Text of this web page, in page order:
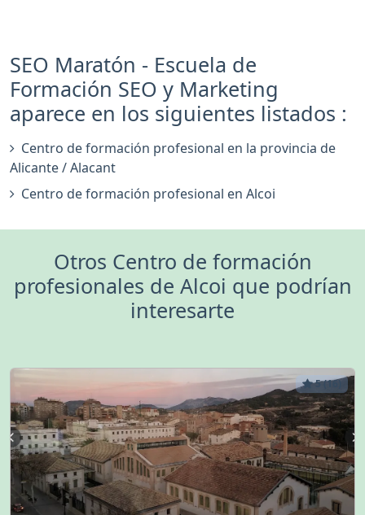
SEO Maratón - Escuela de
Formación SEO y Marketing
aparece en los siguientes listados :
Centro de formación profesional en la provincia de
Alicante / Alacant
Centro de formación profesional en Alcoi
Otros Centro de formación
profesionales de Alcoi que podrían
interesarte
5 (16)